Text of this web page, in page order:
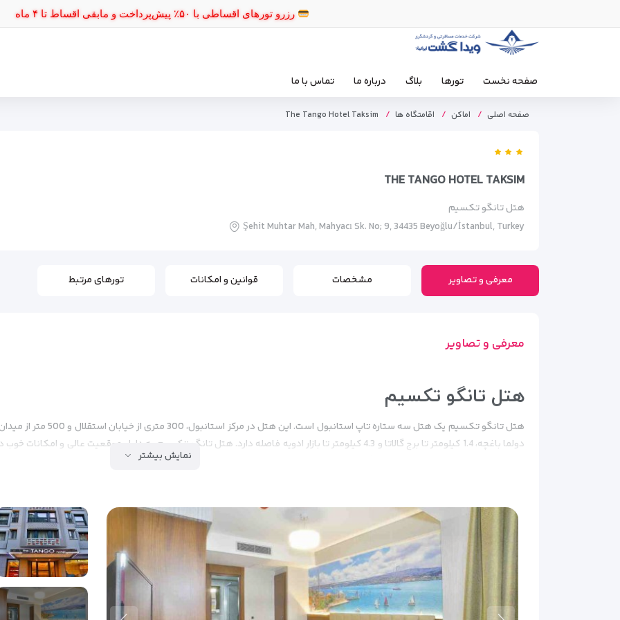
رزرو تورهای اقساطی با ۵۰٪ پیش‌پرداخت و مابقی اقساط
صفحه نخست تورها بلاگ درباره ما تماس با ما
صفحه اصلی اماکن اقامتگاه ها The Tango Hotel Taksim
THE TANGO HOTEL TAKSIM
هتل تانگو تکسیم
Şehit Muhtar Mah, Mahyacı Sk. No; 9, 34435 Beyoğlu/İstanbul, Turkey
معرفی و تصاویر مشخصات قوانین و امکانات تورهای مرتبط
معرفی و تصاویر
هتل تانگو تکسیم
هتل تانگو تکسیم در قلب استانبول، در منطقه پر جنب و جوش بی اوغلو واقع شده است.بی اوغلو که به خاطر فضای پرانرژی و
سرگرمی، و لذت‌های آشپزی ارائه می‌دهد.
وقتی از هتل خارج می شوید، خود را در خیابان های شلوغ بی اوغلو غوطه ور خواهید دید.
کافه‌های جذاب است.
برای علاقمندان به تاریخ، بازدید از برج نمادین گالاتا ضروری است.
این برج سنگی قرون وسطایی در فاصله کوتاهی از
خیابان‌های باریک گالاتا، مملو از ساختمان‌های تاریخی و خانه‌های سنتی ترکی را کاوش کنید و جواهرات پنهان را در هر قدمی کشف کنید.
پس از یک روز کاوش، در زندگی شبانه پر جنب و جوش Beyoglu غوطه ور شوید.
از بارهای مدرن روی پشت‌بام گرفته تا مکان‌های
می‌شود.
غذاهای لذیذ ترکی را در یکی از رستوران‌های محلی متعددی که انواع غذاهای سنتی و طعم‌های بین‌المللی ارائه می‌دهند،
نمایش بیشتر